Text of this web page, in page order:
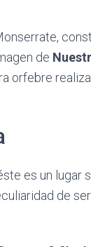
de
orfebre
es un lugar
de